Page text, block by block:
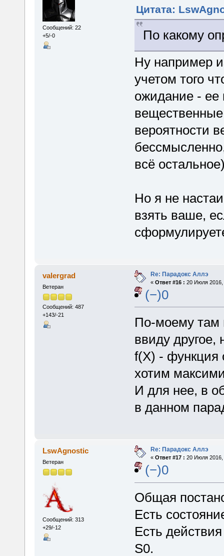
Сообщений: 22
+5/-0
Цитата:
По какому
Ну например
учетом того
ожидание - ее
вероятности
всё
Но я не
взять ваше,
valergrad
Ветеран
Сообщений: 487
+143/-21
Re: Парадокс Аллэ
« Ответ #16 : 20 Июля 2016,
(−)0
По-моему там
ввиду другое,
f(X) - функция
хотим
И для нее, в
в данном
LswAgnostic
Ветеран
Сообщений: 313
+29/-12
Re: Парадокс Аллэ
« Ответ #17 : 20 Июля 2016,
(−)0
Общая
Есть
Есть
S0.